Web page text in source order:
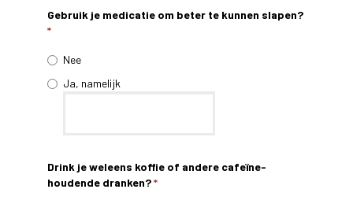
Gebruik je medicatie om beter te kunnen slapen?
*
Nee
Ja, namelijk
Drink je weleens koffie of andere cafeïne-
houdende dranken?*